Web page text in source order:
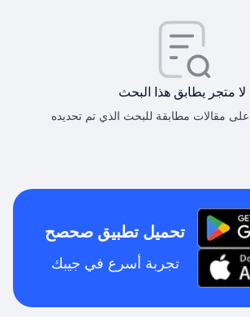
لا متجر يطابق هذا البحث
تحميل تطبيق صحصح
تجربة أسرع في جيبك